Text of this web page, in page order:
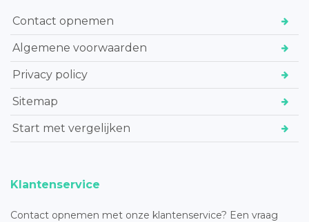
Contact opnemen
Algemene voorwaarden
Privacy policy
Sitemap
Start met vergelijken
Klantenservice
Contact opnemen met onze klantenservice? Een vraag